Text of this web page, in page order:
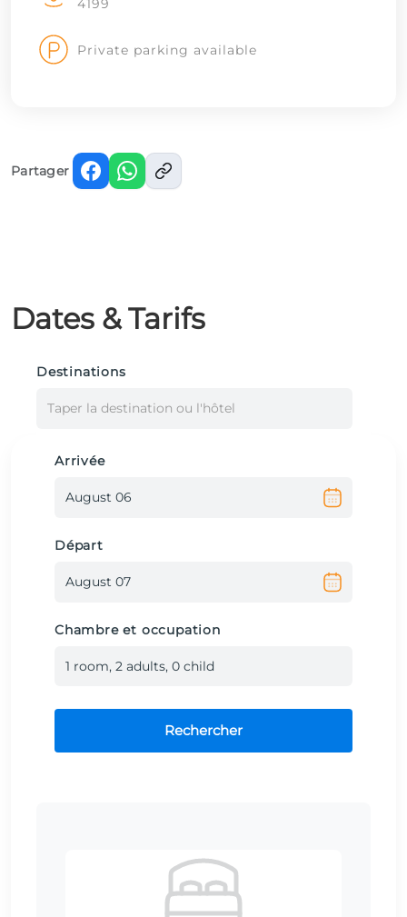
4199
Private parking available
Partager
Dates & Tarifs
Destinations
Taper la destination ou l'hôtel
Arrivée
Départ
Chambre et occupation
1 room, 2 adults, 0 child
Rechercher